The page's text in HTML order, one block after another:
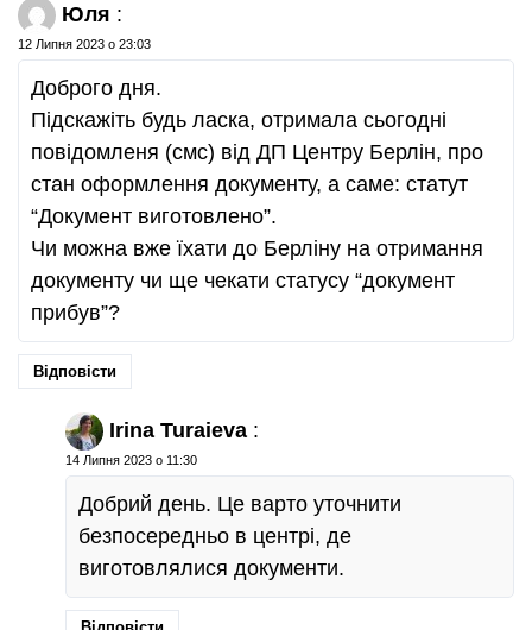
Юля :
12 Липня 2023 о 23:03
Доброго дня.
Підскажіть будь ласка, отримала сьогодні
повідомленя (смс) від ДП Центру Берлін, про
стан оформлення документу, а саме: статут
“Документ виготовлено”.
Чи можна вже їхати до Берліну на отримання
документу чи ще чекати статусу “документ
прибув”?
Відповісти
Irina Turaieva :
14 Липня 2023 о 11:30
Добрий день. Це варто уточнити
безпосередньо в центрі, де
виготовлялися документи.